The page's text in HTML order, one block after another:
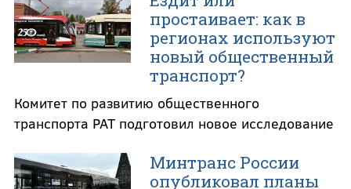
простаивает: как в
регионах используют
новый общественный
транспорт?
Комитет по развитию общественного
транспорта РАТ подготовил новое исследование
Минтранс России
опубликовал планы